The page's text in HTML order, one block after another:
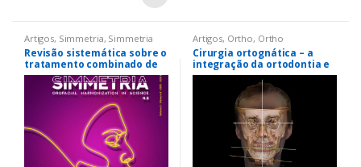
Artigos, Simmetria, Simmetria
Revisão sistemática sobre o
tratamento combinado de
ácido hialurônico e toxina
botulínica “A” na
harmonização facial
Artigos, Ortho, Ortho
Cirurgia ortognática – a
integração da ortodontia e
cirurgia ortognática por
meio de um diagnóstico
craniofacial tridimensional
em paciente com
assimetria facial